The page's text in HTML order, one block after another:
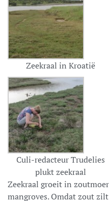
Zeekraal in Kroatië
Culi-redacteur Trudelies
plukt zeekraal
Zeekraal groeit in
mangroves. Omdat zout